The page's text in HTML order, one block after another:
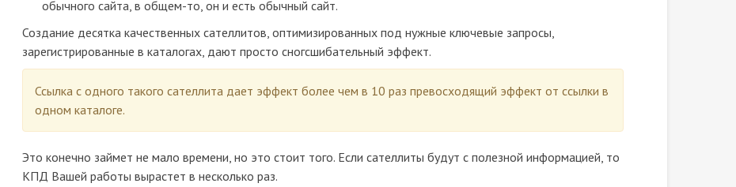
обычного сайта, в общем-то, он и есть обычный сайт.
Создание десятка качественных сателлитов, оптимизированных под нужные ключевые запросы,
зарегистрированные в каталогах, дают просто сногсшибательный эффект.
Ссылка с одного такого сателлита дает эффект более чем в 10 раз превосходящий эффект от ссылки в
одном каталоге.
Это конечно займет не мало времени, но это стоит того. Если сателлиты будут с полезной информацией, то
КПД Вашей работы вырастет в несколько раз.